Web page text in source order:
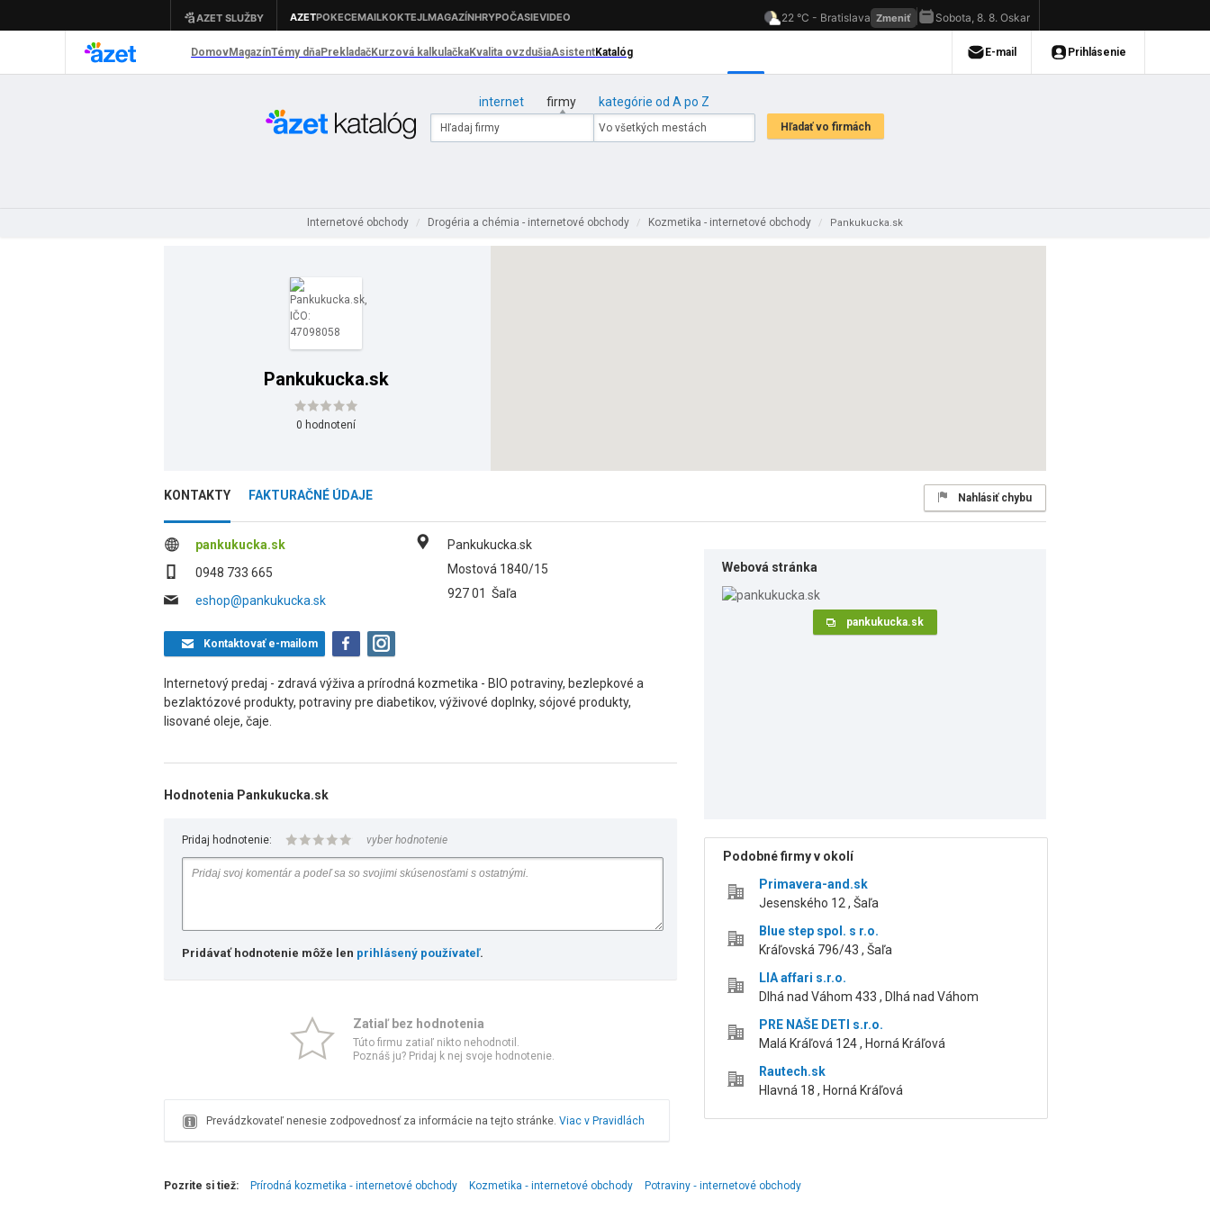
internet firmy kategórie od A po Z
Internetové obchody / Drogéria a chémia - internetové obchody / Kozmetika - internetové obchody / Pankukucka.sk
Pankukucka.sk
0 hodnotení
KONTAKTY FAKTURAČNÉ ÚDAJE Nahlásiť chybu
pankukucka.sk
0948 733 665
eshop@pankukucka.sk
Pankukucka.sk
Mostová 1840/15
927 01 Šaľa
Kontaktovaťe-mailom
Internetový predaj - zdravá výživa a prírodná kozmetika - BIO potraviny, bezlepkové a
bezlaktózové produkty, potraviny pre diabetikov, výživové doplnky, sójové produkty,
lisované oleje, čaje.
Hodnotenia Pankukucka.sk
Pridaj hodnotenie: vyber hodnotenie
Pridávať hodnotenie môže len prihlásený používateľ.
Zatiaľ bez hodnotenia
Túto firmu zatiaľ nikto nehodnotil.
Poznáš ju? Pridaj k nej svoje hodnotenie.
Prevádzkovateľ nenesie zodpovednosť za informácie na tejto stránke. Viac v Pravidlách
Webová stránka
pankukucka.sk
Podobné firmy v okolí
Primavera-and.sk
Jesenského 12 , Šaľa
Blue step spol. s r.o.
Kráľovská 796/43 , Šaľa
LIA affari s.r.o.
Dlhá nad Váhom 433 , Dlhá nad Váhom
PRE NAŠE DETI s.r.o.
Malá Kráľová 124 , Horná Kráľová
Rautech.sk
Hlavná 18 , Horná Kráľová
Pozrite si tiež: Prírodná kozmetika ‑ internetové obchody Kozmetika ‑ internetové obchody Potraviny ‑ internetové obchody